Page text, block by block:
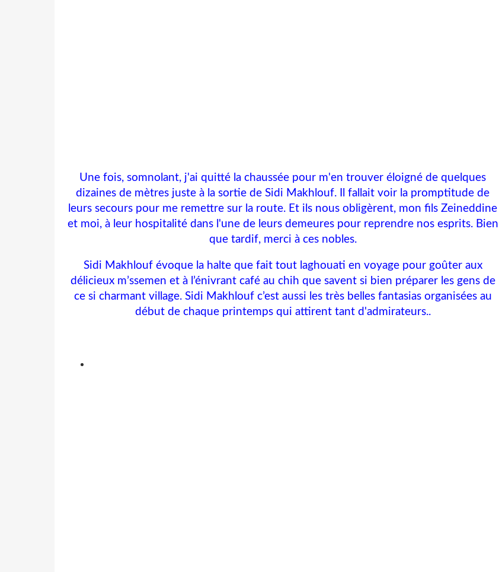
Une fois, somnolant, j'ai quitté la chaussée pour m'en trouver éloigné de quelques
dizaines de mètres juste à la sortie de Sidi Makhlouf. Il fallait voir la promptitude de
leurs secours pour me remettre sur la route. Et ils nous obligèrent, mon fils Zeineddine
et moi, à leur hospitalité dans l'une de leurs demeures pour reprendre nos esprits. Bien
que tardif, merci à ces nobles.
Sidi Makhlouf évoque la halte que fait tout laghouati en voyage pour goûter aux
délicieux m’ssemen et à l’énivrant café au chih que savent si bien préparer les gens de
ce si charmant village. Sidi Makhlouf c’est aussi les très belles fantasias organisées au
début de chaque printemps qui attirent tant d'admirateurs..